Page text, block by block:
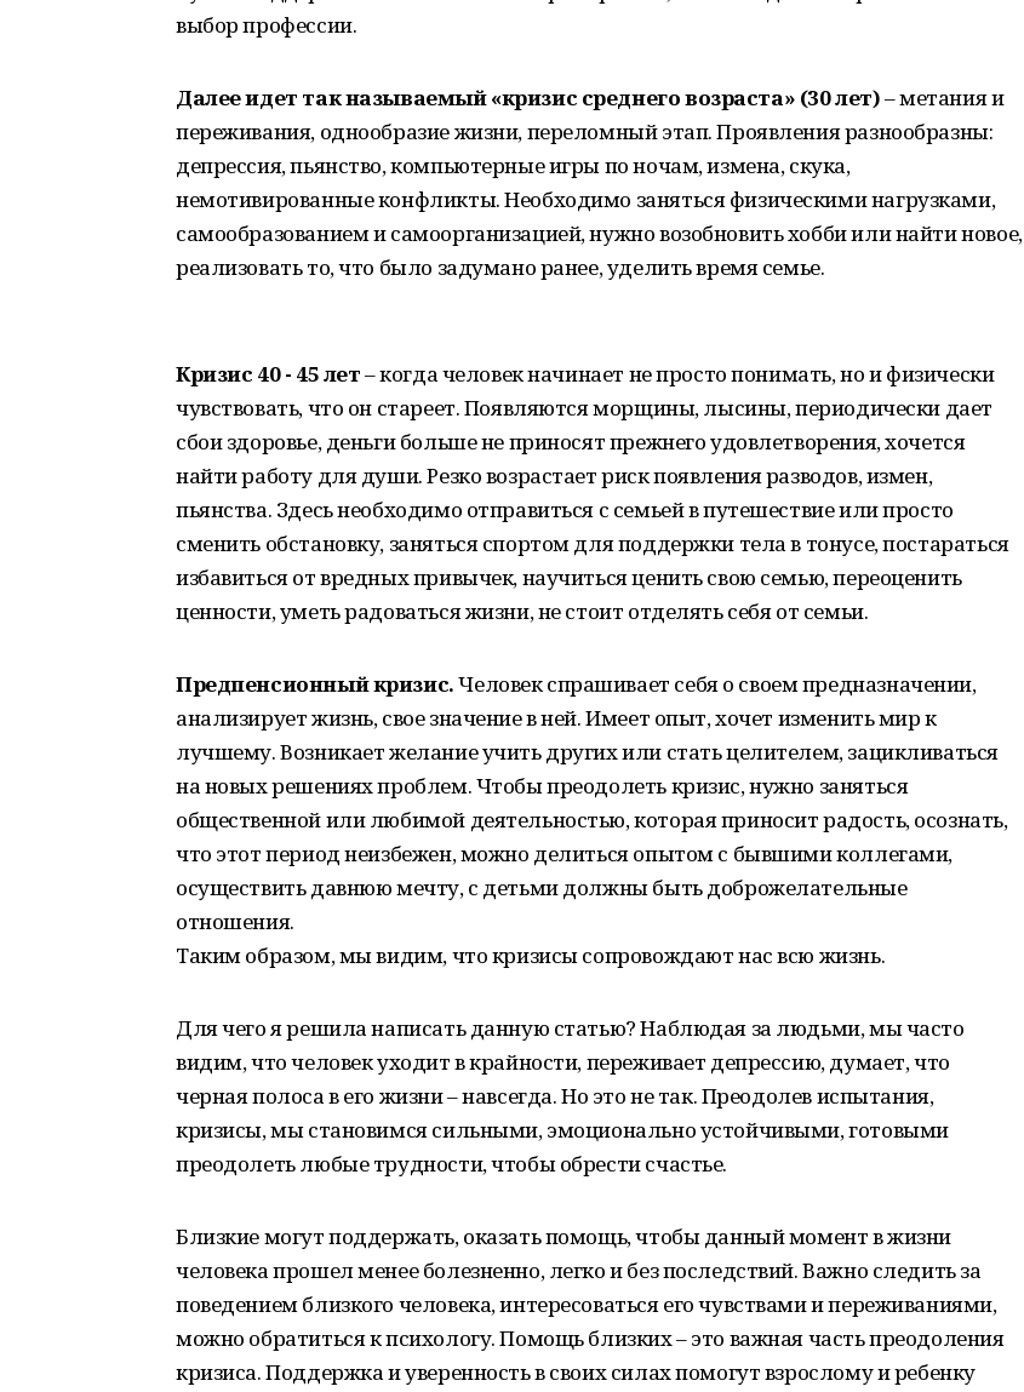
выбор профессии.
Далее идет так называемый«к​​​​​​ризис среднего возраста» (30лет)– метания и
переживания, однообразие жизни, переломный этап. Проявления разнообразны:
депрессия, пьянство, компьютерные игры по ночам, измена, скука,
немотивированные конфликты. Необходимо заняться физическими нагрузками,
самообразованием и самоорганизацией, нужно возобновить хобби или найти новое,
реализовать то, что было задумано ранее, уделить время семье.
Кризис 40 - 45 лет– когда человек начинает не просто понимать, но и физически
чувствовать, что он стареет. Появляются морщины, лысины, периодически дает
сбои здоровье, деньги больше не приносят прежнего удовлетворения, хочется
найти работу для души. Резко возрастает риск появления разводов, измен,
пьянства. Здесь необходимо отправиться с семьей в путешествие или просто
сменить обстановку, заняться спортом для поддержки тела в тонусе, постараться
избавиться от вредных привычек, научиться ценить свою семью, переоценить
ценности, уметь радоваться жизни, не стоит отделять себя от семьи.
Предпенсионный кризис.Человек спрашивает себя о своем предназначении,
анализирует жизнь, свое значение в ней. Имеет опыт, хочет изменить мир к
лучшему. Возникает желание учить других или стать целителем, зацикливаться
на новых решениях проблем. Чтобы преодолеть кризис, нужно заняться
общественной или любимой деятельностью, которая приносит радость, осознать,
что этот период неизбежен, можно делиться опытом с бывшими коллегами,
осуществить давнюю мечту, с детьми должны быть доброжелательные
отношения.
Таким образом, мы видим, что кризисы сопровождают нас всю жизнь.
Для чего я решила написать данную статью? Наблюдая за людьми, мы часто
видим, что человек уходит в крайности, переживает депрессию, думает, что
черная полоса в его жизни – навсегда. Но это не так. Преодолев испытания,
кризисы, мы становимся сильными, эмоционально устойчивыми, готовыми
преодолеть любые трудности, чтобы обрести счастье.
Близкие могут поддержать, оказать помощь, чтобы данный момент в жизни
человека прошел менее болезненно, легко и без последствий. Важно следить за
поведением близкого человека, интересоваться его чувствами и переживаниями,
можно обратиться к психологу. Помощь близких – это важная часть преодоления
кризиса. Поддержка и уверенность в своих силах помогут взрослому и ребенку